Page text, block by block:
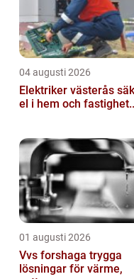
04 augusti 2026
Elektriker västerås säker
el i hem och
01 augusti 2026
Vvs forshaga trygga
lösningar för värme,